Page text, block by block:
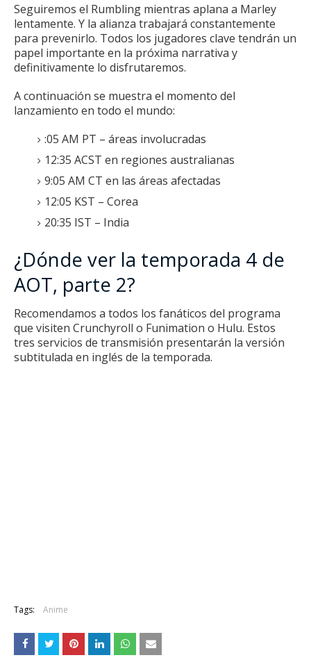
Seguiremos el Rumbling mientras aplana a Marley
lentamente. Y la alianza trabajará constantemente
para prevenirlo. Todos los jugadores clave tendrán un
papel importante en la próxima narrativa y
definitivamente lo disfrutaremos.
A continuación se muestra el momento del
lanzamiento en todo el mundo:
:05 AM PT – áreas involucradas
12:35 ACST en regiones australianas
9:05 AM CT en las áreas afectadas
12:05 KST – Corea
20:35 IST – India
¿Dónde ver la temporada 4 de
AOT, parte 2?
Recomendamos a todos los fanáticos del programa
que visiten Crunchyroll o Funimation o Hulu. Estos
tres servicios de transmisión presentarán la versión
subtitulada en inglés de la temporada.
Tags: Anime